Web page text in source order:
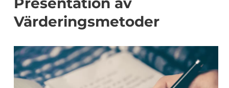
Värderingsmetoder